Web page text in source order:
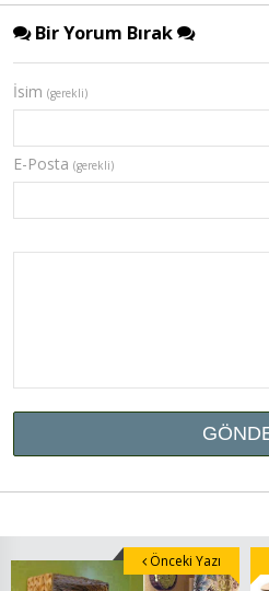
Bir Yorum Bırak
İsim (gerekli)
E-Posta (gerekli)
Önceki Yazı